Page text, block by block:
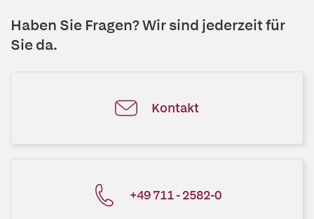
Haben Sie Fragen? Wir sind jederzeit für
Sie da.
Kontakt
+49 711 - 2582-0